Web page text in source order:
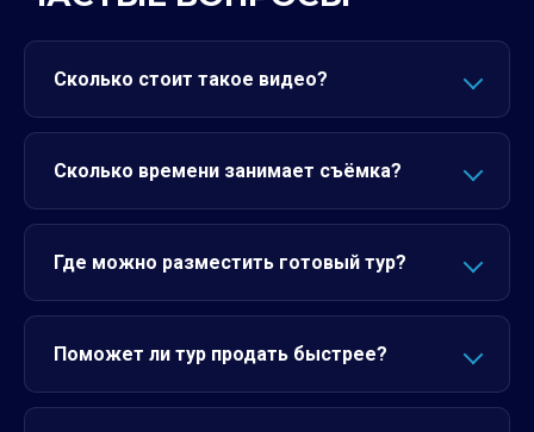
Сколько стоит такое видео?
Сколько времени занимает съёмка?
Где можно разместить готовый тур?
Поможет ли тур продать быстрее?